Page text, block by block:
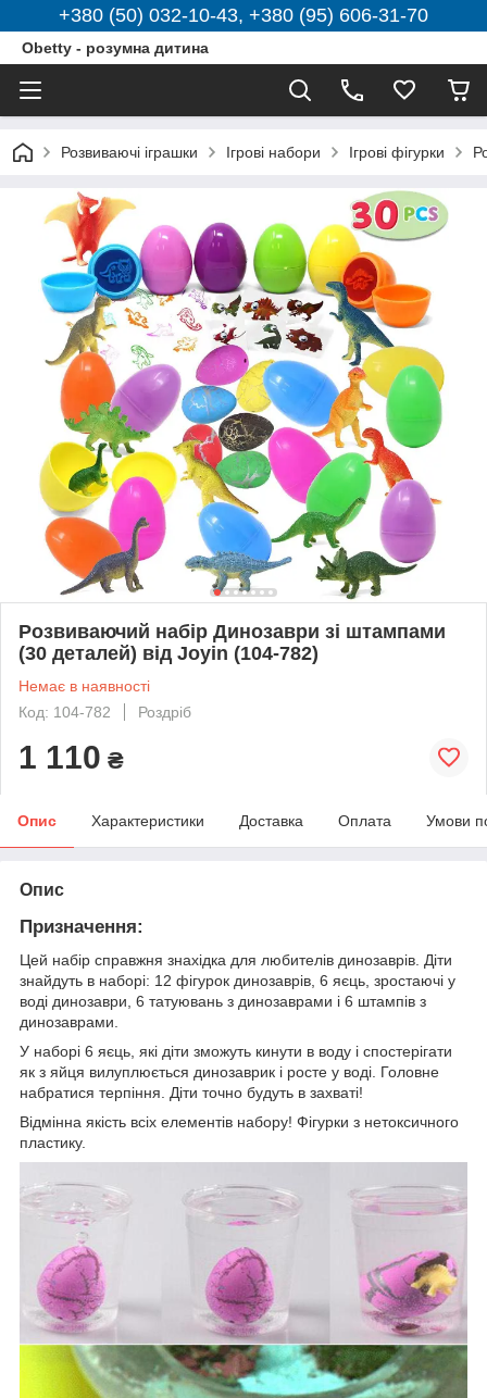
+380 (50) 032-10-43, +380 (95) 606-31-70
Obetty - розумна дитина
Розвиваючі іграшки Ігрові набори Ігрові фігурки
Розвиваючий набір Динозаври зі штампами
(30 деталей) від Joyin (104-782)
Немає в наявності
Код: 104-782
Роздріб
1 110 ₴
Опис Характеристики Доставка Оплата Умови
Опис
Призначення:
Цей набір справжня знахідка для любителів динозаврів. Діти
знайдуть в наборі: 12 фігурок динозаврів, 6 яєць, зростаючі у
воді динозаври, 6 татуювань з динозаврами і 6 штампів з
динозаврами.
У наборі 6 яєць, які діти зможуть кинути в воду і спостерігати
як з яйця вилуплюється динозаврик і росте у воді. Головне
набратися терпіння. Діти точно будуть в захваті!
Відмінна якість всіх елементів набору! Фігурки з нетоксичного
пластику.